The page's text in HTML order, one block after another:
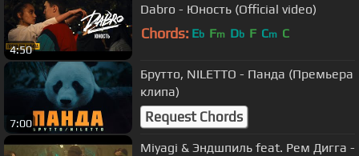
4:50
Dabro - Юность (Official video)
Chords: Eb Fm Db F Cm C
7:00
Брутто, NILETTO - Панда (Премьера
клипа)
Request Chords
Miyagi & Эндшпиль feat. Рем Дигга -